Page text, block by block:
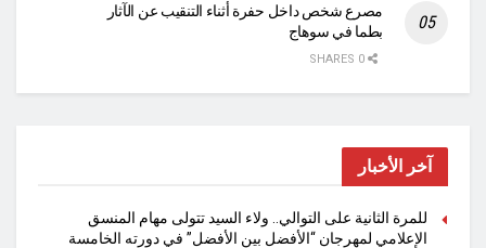
مصرع شخص داخل حفرة أثناء التنقيب عن الآثار
بطما في سوهاج
آخر الأخبار
للمرة الثانية على التوالي.. ولاء السيد تتولى مهام المنسق
الإعلامي لمهرجان “الأفضل بين الأفضل” في دورته الخامسة